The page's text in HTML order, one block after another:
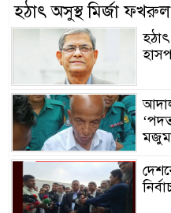
হঠাৎ অসুস্থ মির্জা